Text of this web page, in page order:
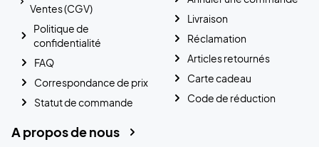
Ventes (CGV)
Politique de
confidentialité
FAQ
Correspondance de prix
Statut de commande
Livraison
Réclamation
Articles retournés
Carte cadeau
Code de réduction
A propos de nous